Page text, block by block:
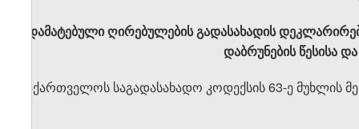
დამატებული ღირებულების გადასახადის
დაბრუნების წესისა
საქართველოს საგადასახადო კოდექსის 63-ე მუხლის